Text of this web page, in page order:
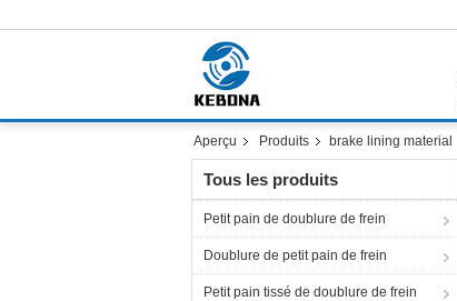
Aperçu Produits brake lining material
Tous les produits
Petit pain de doublure de frein
Doublure de petit pain de frein
Petit pain tissé de doublure de frein